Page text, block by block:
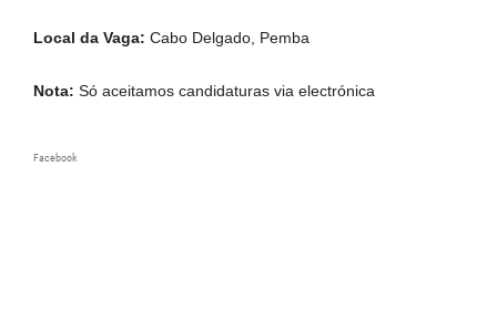
Local da Vaga: Cabo Delgado, Pemba
Nota: Só aceitamos candidaturas via electrónica
Facebook